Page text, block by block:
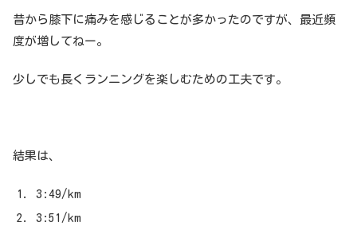
昔から膝下に痛みを感じることが多かったのですが、最近頻
度が増してねー。
少しでも長くランニングを楽しむための工夫です。
結果は、
3:49/km
3:51/km